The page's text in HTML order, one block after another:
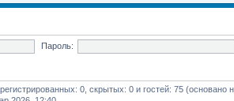
Пароль:
0, скрытых: 0 и гостей: 75